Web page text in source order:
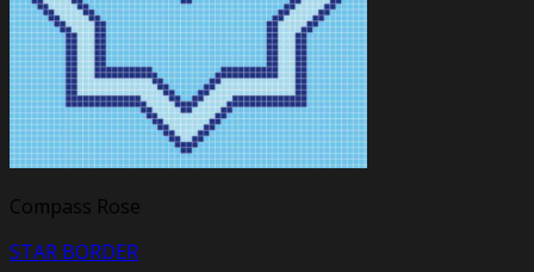
Compass Rose
STAR BORDER